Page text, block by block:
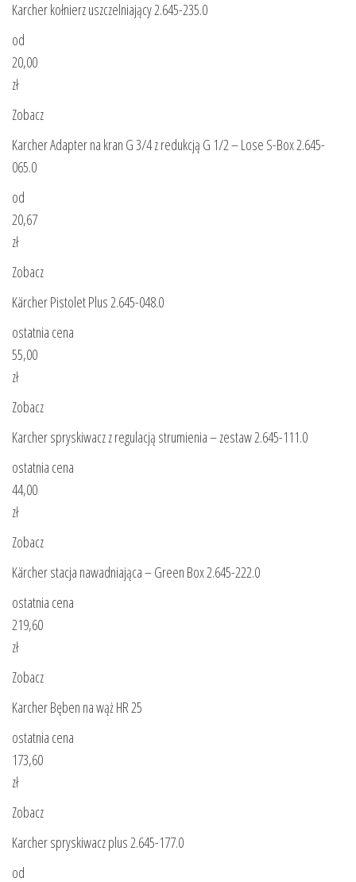
Karcher kołnierz uszczelniający 2.645-235.0
od
20,00
zł
Zobacz
Karcher Adapter na kran G 3/4 z redukcją G 1/2 – Lose S-Box 2.645-
065.0
od
20,67
zł
Zobacz
Kärcher Pistolet Plus 2.645-048.0
ostatnia cena
55,00
zł
Zobacz
Karcher spryskiwacz z regulacją strumienia – zestaw 2.645-111.0
ostatnia cena
44,00
zł
Zobacz
Kärcher stacja nawadniająca – Green Box 2.645-222.0
ostatnia cena
219,60
zł
Zobacz
Karcher Bęben na wąż HR 25
ostatnia cena
173,60
zł
Zobacz
Karcher spryskiwacz plus 2.645-177.0
od